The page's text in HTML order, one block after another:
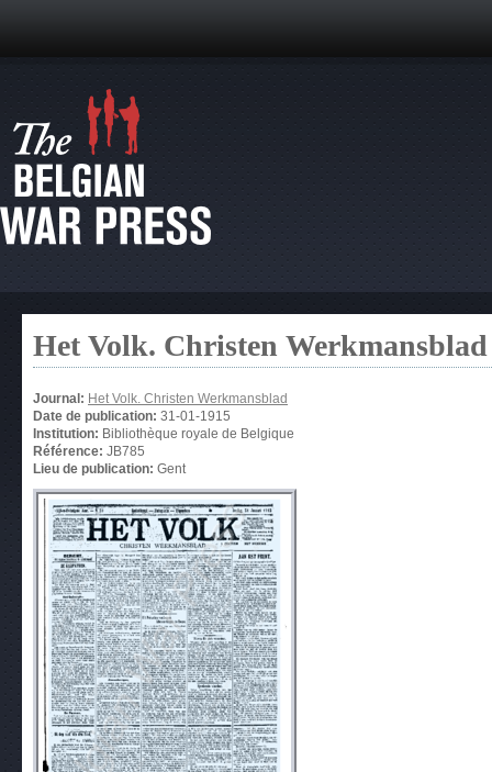
Het Volk. Christen Werkmansblad
Journal: Het Volk. Christen Werkmansblad
Date de publication: 31-01-1915
Institution: Bibliothèque royale de Belgique
Référence: JB785
Lieu de publication: Gent